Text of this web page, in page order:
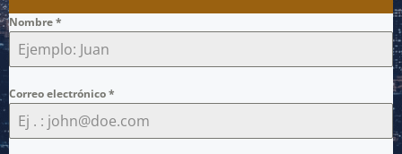
Nombre*
Correo electrónico*